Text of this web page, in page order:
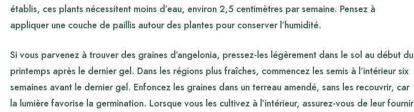
établis, ces plants nécessitent moins d’eau, environ 2,5 centimètres par semaine. Pensez à
appliquer une couche de paillis autour des plantes pour conserver l’humidité.
Si vous parvenez à trouver des graines d’angelonia, pressez-les légèrement dans le sol au début du
printemps après le dernier gel. Dans les régions plus fraîches, commencez les semis à l’intérieur six
semaines avant le dernier gel. Enfoncez les graines dans un terreau amendé, sans les recouvrir, car
la lumière favorise la germination. Lorsque vous les cultivez à l’intérieur, assurez-vous de leur fournir